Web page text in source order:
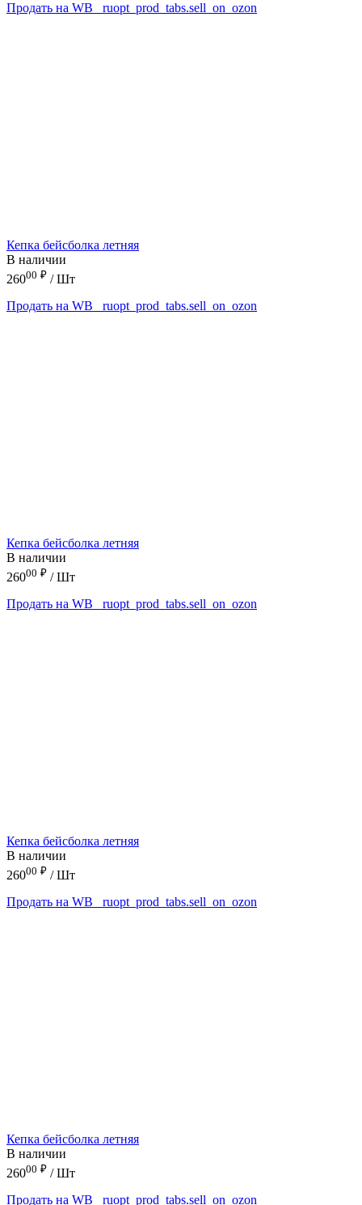
Продать на WB
_ruopt_prod_tabs.sell_on_ozon
Кепка бейсболка летняя
В наличии
26000 ₽ / Шт
Продать на WB
_ruopt_prod_tabs.sell_on_ozon
Кепка бейсболка летняя
В наличии
26000 ₽ / Шт
Продать на WB
_ruopt_prod_tabs.sell_on_ozon
Кепка бейсболка летняя
В наличии
26000 ₽ / Шт
Продать на WB
_ruopt_prod_tabs.sell_on_ozon
Кепка бейсболка летняя
В наличии
26000 ₽ / Шт
Продать на WB
_ruopt_prod_tabs.sell_on_ozon